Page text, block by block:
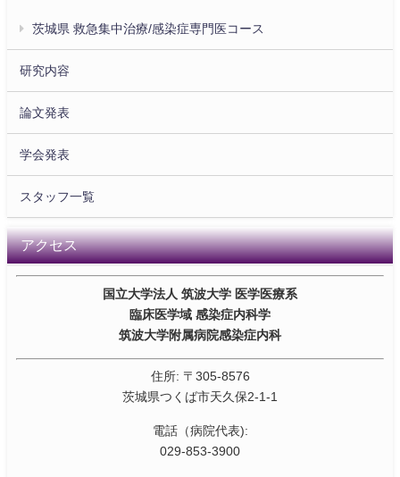
茨城県 救急集中治療/感染症専門医コース
研究内容
論文発表
学会発表
スタッフ一覧
アクセス
国立大学法人 筑波大学 医学医療系
臨床医学域 感染症内科学
筑波大学附属病院感染症内科
住所: 〒305-8576
茨城県つくば市天久保2-1-1
電話（病院代表):
029-853-3900